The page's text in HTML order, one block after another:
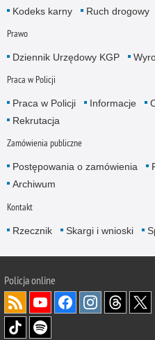
Kodeks karny
Ruch drogowy
Prawo
Dziennik Urzędowy KGP
Praca w Policji
Praca w Policji Informacje
Rekrutacja
Zamówienia publiczne
Postępowania o zamówienia
Archiwum
Kontakt
Rzecznik Skargi i wnioski
Policjaonline